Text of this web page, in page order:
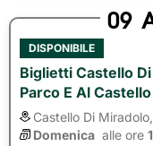
09
DISPONIBILE
Biglietti Castello
Parco E Al Castello
Castello Di Miradolo,
Domenica alle ore